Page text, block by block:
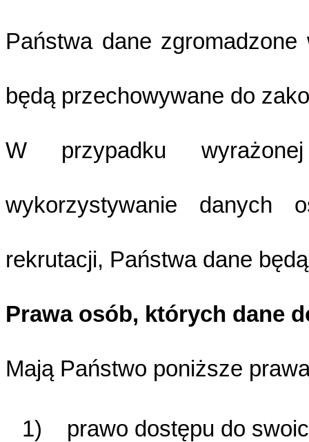
Państwa dane
będą przechowywane do
W przypadku
wykorzystywanie danych
rekrutacji, Państwa dane
Prawa osób, których dane
Mają Państwo poniższe
1) prawo dostępu do